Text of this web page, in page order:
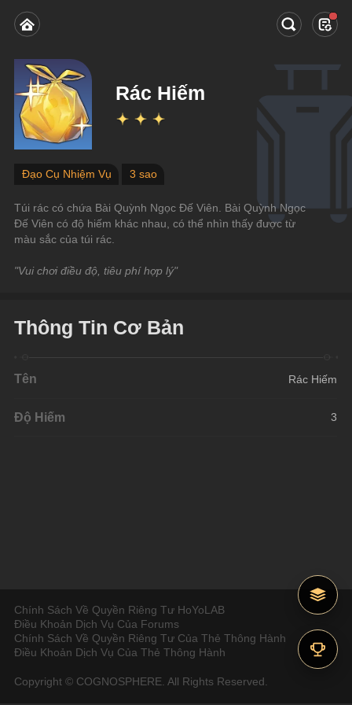
Rác Hiếm
Đạo Cụ Nhiệm Vụ 3 sao
Túi rác có chứa Bài Quỳnh Ngọc Đế Viên. Bài Quỳnh Ngọc
Đế Viên có độ hiếm khác nhau, có thể nhìn thấy được từ
màu sắc của túi rác.
"Vui chơi điều độ, tiêu phí hợp lý"
Thông Tin Cơ Bản
Tên Rác Hiếm
Độ Hiếm 3
Chính Sách Về Quyền Riêng Tư HoYoLAB
Điều Khoản Dịch Vụ Của Forums
Chính Sách Về Quyền Riêng Tư Của Thẻ Thông Hành
Điều Khoản Dịch Vụ Của Thẻ Thông Hành
Copyright © COGNOSPHERE. All Rights Reserved.